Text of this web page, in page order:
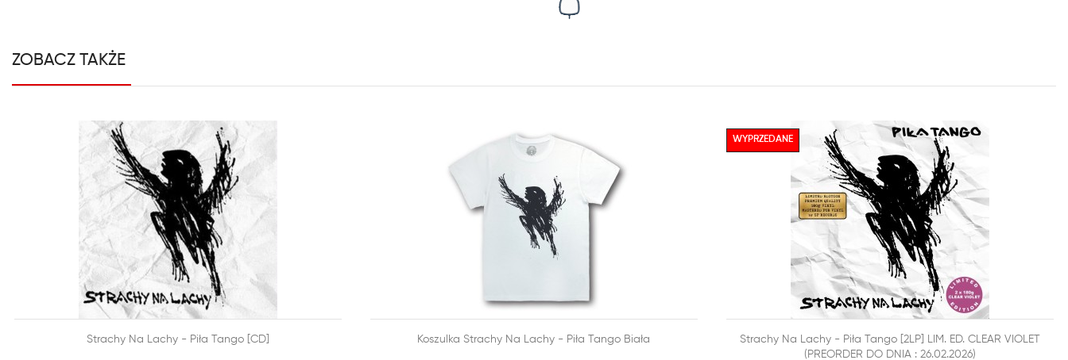
ZOBACZ TAKŻE
DODAJ DO KOSZYKA SZYBKI PODGLĄD
Strachy Na Lachy - Piła Tango [CD] DODAJ DO KOSZYKA  SZYBKI PODGLĄD
Koszulka Strachy Na Lachy - Piła Tango Biała DODAJ DO KOSZYKA SZYBKI PODGLĄD
Strachy Na Lachy - Piła Tango [2LP] LIM. ED. CLEAR VIOLET
(PREORDER DO DNIA : 26.02.2026)
WYPRZEDANE